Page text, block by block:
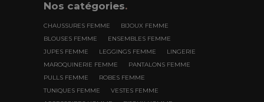
Nos catégories.
CHAUSSURES FEMME
BIJOUX FEMME
BLOUSES FEMME
ENSEMBLES FEMME
JUPES FEMME
LEGGINGS FEMME
LINGERIE
MAROQUINERIE FEMME
PANTALONS FEMME
PULLS FEMME
ROBES FEMME
TUNIQUES FEMME
VESTES FEMME